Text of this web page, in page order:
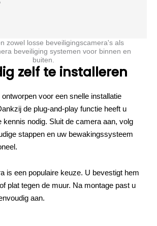
zelf te installeren
voor een snelle installatie
de plug-and-play functie heeft u
kennis nodig. Sluit de camera aan, volg
stappen en uw bewakingssysteem
is een populaire keuze. U bevestigt hem
plat tegen de muur. Na montage past u
aan.